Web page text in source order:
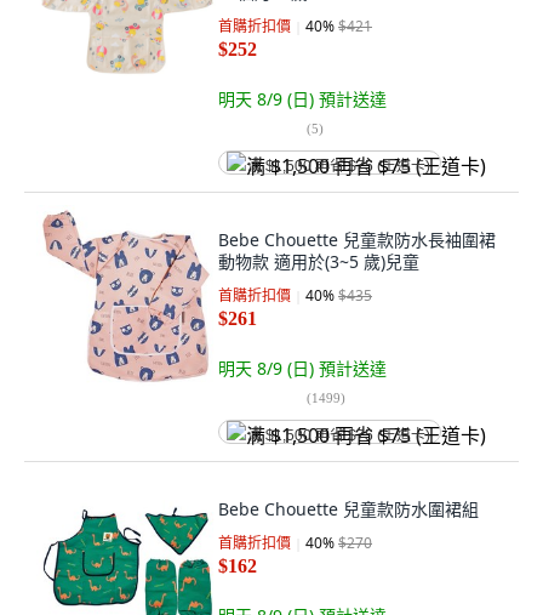
首購折扣價 40%$421
$252
明天 8/9 (日) 預計送達
(5)
满 $1,500 再省 $75 (王道卡)
Bebe Chouette 兒童款防水長袖圍裙
動物款 適用於(3~5 歲)兒童
首購折扣價 40%$435
$261
明天 8/9 (日) 預計送達
(1499)
满 $1,500 再省 $75 (王道卡)
Bebe Chouette 兒童款防水圍裙組
首購折扣價 40%$270
$162